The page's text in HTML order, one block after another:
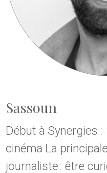
Sassoun
Début à Synergies
cinéma La
journaliste : être